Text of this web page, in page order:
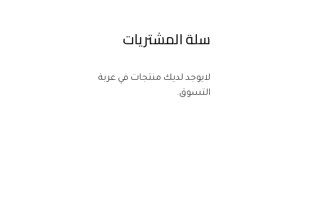
سلة المشتريات
لايوجد لديك منتجات في عربة
التسوق.